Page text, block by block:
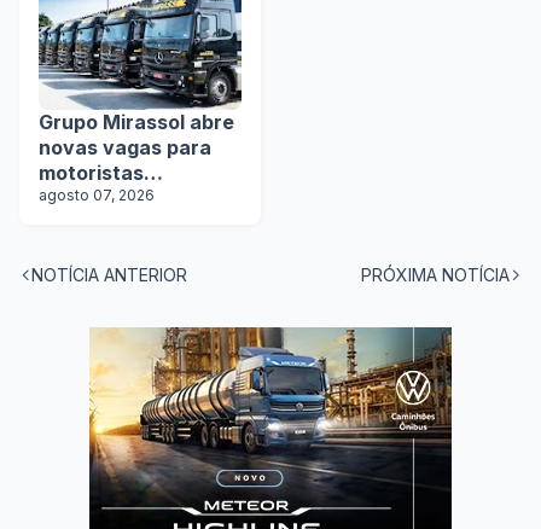
Grupo Mirassol abre
novas vagas para
motoristas
categoria D e E
agosto 07, 2026
NOTÍCIA ANTERIOR PRÓXIMA NOTÍCIA